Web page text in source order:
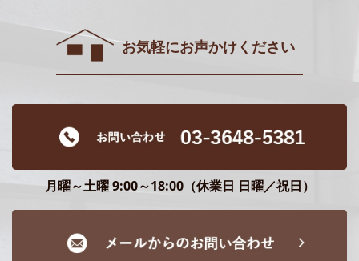
お気軽にお声かけください
月曜～土曜 9:00～18:00（休業日 日曜／祝日）